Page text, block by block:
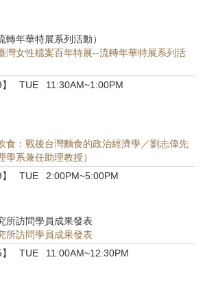
年華特展系列活動）
灣女性檔案百年特展--流轉年華特展系列活
TUE
11:30AM~1:00PM
食：戰後台灣麵食的政治經濟學／劉志偉先
系兼任助理教授）
TUE
2:00PM~5:00PM
所訪問學員成果發表
所訪問學員成果發表
TUE
11:00AM~12:30PM